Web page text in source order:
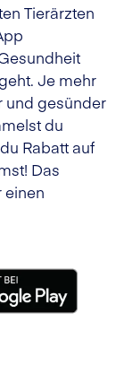
Tierärzten
Je mehr
und gesünder
du
Rabatt auf
Das
einen